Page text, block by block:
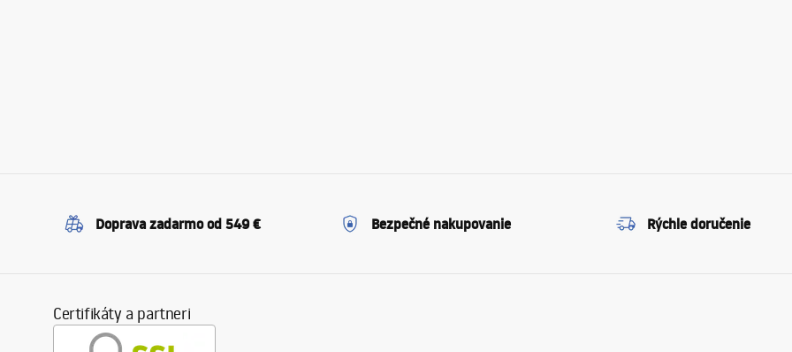
Doprava zadarmo od 549 € Bezpečné nakupovanie Rýchle doručenie
Certifikáty a partneri